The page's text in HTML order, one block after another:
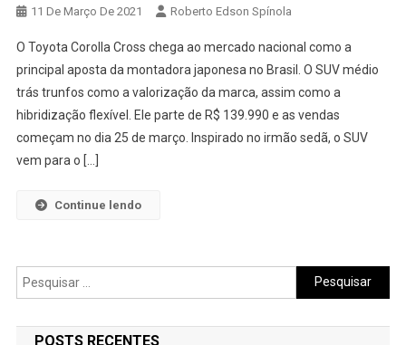
11 De Março De 2021 Roberto Edson Spínola
O Toyota Corolla Cross chega ao mercado nacional como a
principal aposta da montadora japonesa no Brasil. O SUV médio
trás trunfos como a valorização da marca, assim como a
hibridização flexível. Ele parte de R$ 139.990 e as vendas
começam no dia 25 de março. Inspirado no irmão sedã, o SUV
vem para o […]
Continue lendo
Pesquisar
por:
POSTS RECENTES